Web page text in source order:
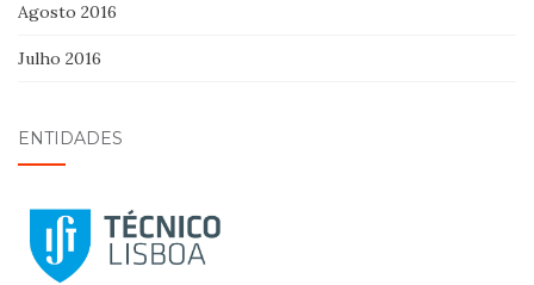
Agosto 2016
Julho 2016
ENTIDADES